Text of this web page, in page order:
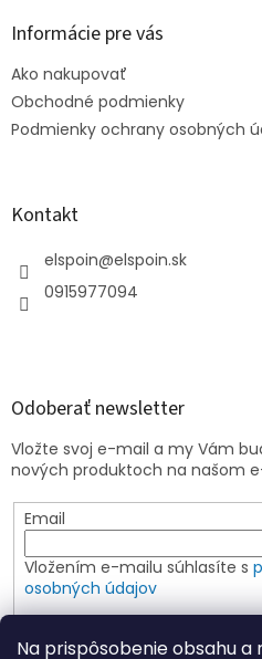
Na prispôsobenie obsahu
Informácie pre vás
Ako nakupovať
Obchodné podmienky
Podmienky ochrany osobných
Kontakt
elspoin@elspoin.sk
0915977094
Odoberať newsletter
Vložte svoj e-mail a my Vám
nových produktoch na našom
Email
Vložením e-mailu súhlasíte s
osobných údajov
PRIHLÁSIŤ SA